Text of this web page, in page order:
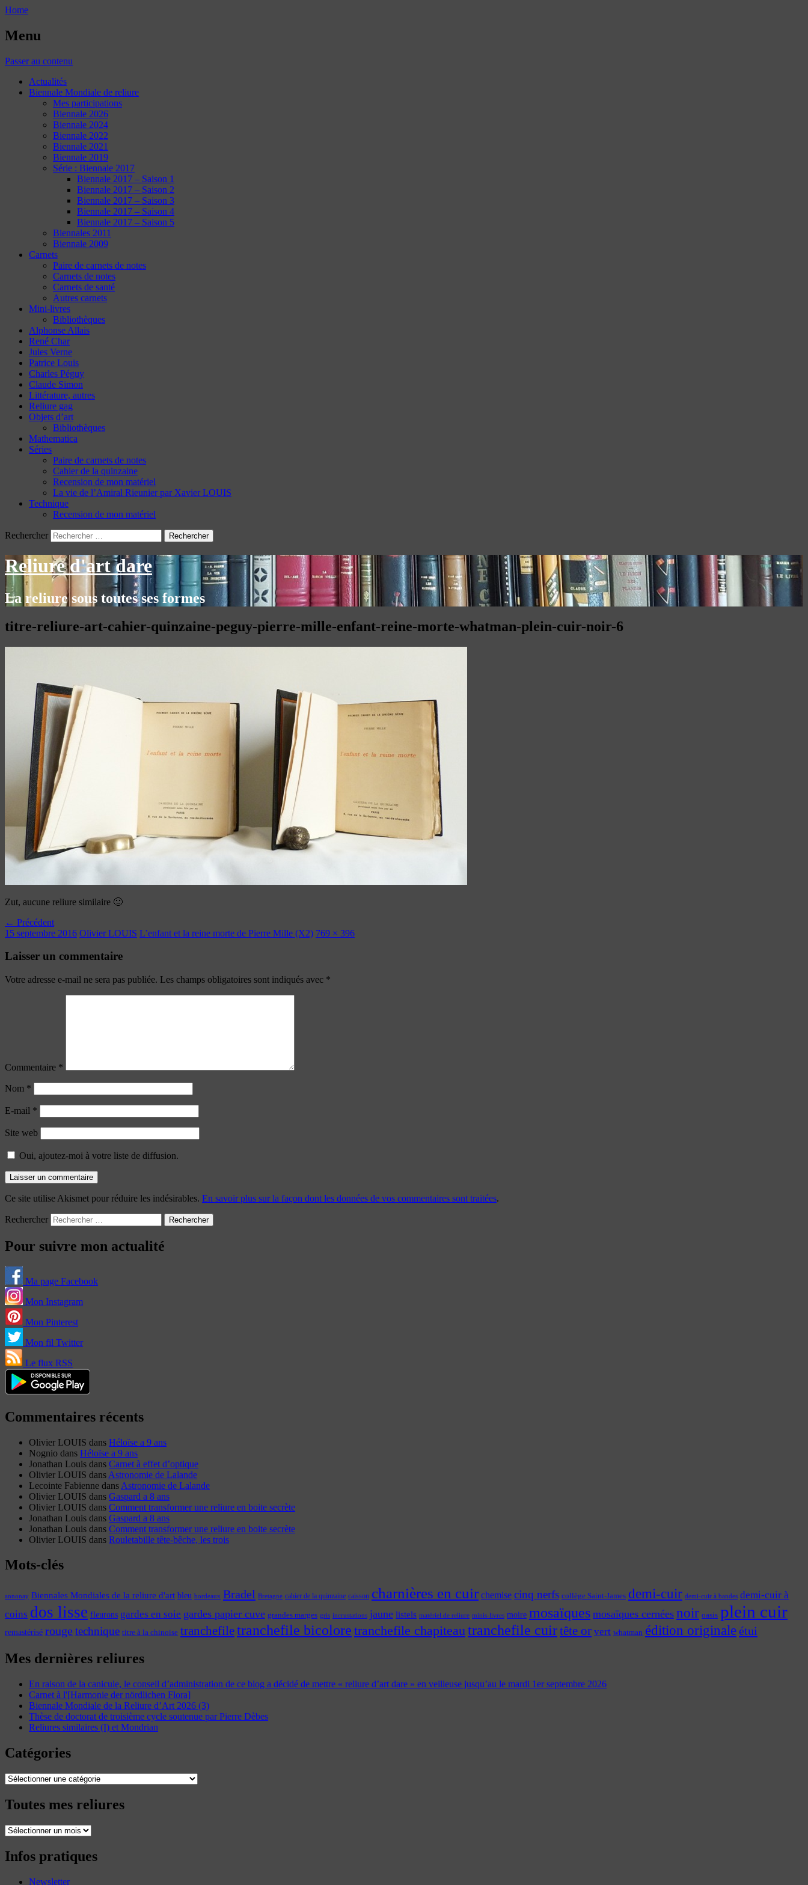
Home
Menu
Passer au contenu
Actualités
Biennale Mondiale de reliure
Mes participations
Biennale 2026
Biennale 2024
Biennale 2022
Biennale 2021
Biennale 2019
Série : Biennale 2017
Biennale 2017 – Saison 1
Biennale 2017 – Saison 2
Biennale 2017 – Saison 3
Biennale 2017 – Saison 4
Biennale 2017 – Saison 5
Biennales 2011
Biennale 2009
Carnets
Paire de carnets de notes
Carnets de notes
Carnets de santé
Autres carnets
Mini-livres
Bibliothèques
Alphonse Allais
René Char
Jules Verne
Patrice Louis
Charles Péguy
Claude Simon
Littérature, autres
Reliure gag
Objets d’art
Bibliothèques
Mathematica
Séries
Paire de carnets de notes
Cahier de la quinzaine
Recension de mon matériel
La vie de l’Amiral Rieunier par Xavier LOUIS
Technique
Recension de mon matériel
Rechercher
Reliure d'art dare
La reliure sous toutes ses formes
titre-reliure-art-cahier-quinzaine-peguy-pierre-mille-enfant-reine-morte-whatman-plein-cuir-noir-6
Zut, aucune reliure similaire 🙁
← Précédent
15 septembre 2016 Olivier LOUIS L’enfant et la reine morte de Pierre Mille (X2) 769 × 396
Laisser un commentaire
Votre adresse e-mail ne sera pas publiée. Les champs obligatoires sont indiqués avec *
Commentaire *
Nom *
E-mail *
Site web
Oui, ajoutez-moi à votre liste de diffusion.
Ce site utilise Akismet pour réduire les indésirables. En savoir plus sur la façon dont les données de vos commentaires sont traitées.
Rechercher
Pour suivre mon actualité
Ma page Facebook
Mon Instagram
Mon Pinterest
Mon fil Twitter
Le flux RSS
Commentaires récents
Olivier LOUIS dans Héloïse a 9 ans
Nognio dans Héloïse a 9 ans
Jonathan Louis dans Carnet à effet d’optique
Olivier LOUIS dans Astronomie de Lalande
Lecointe Fabienne dans Astronomie de Lalande
Olivier LOUIS dans Gaspard a 8 ans
Olivier LOUIS dans Comment transformer une reliure en boite secrète
Jonathan Louis dans Gaspard a 8 ans
Jonathan Louis dans Comment transformer une reliure en boite secrète
Olivier LOUIS dans Rouletabille tête-bêche, les trois
Mots-clés
annonay Biennales Mondiales de la reliure d'art bleu bordeaux Bradel Bretagne cahier de la quinzaine caisson charnières en cuir chemise cinq nerfs collège Saint-James demi-cuir demi-cuir à bandes demi-cuir à
coins dos lisse fleurons gardes en soie gardes papier cuve grandes marges gris incrustations jaune listels matériel de reliure minis-livres moire mosaïques mosaïques cernées noir oasis plein cuir
remastérisé rougetechnique titre à la chinoise tranchefiletranchefile bicolore tranchefile chapiteautranchefile cuirtête or vert whatman édition originaleétui
Mes dernières reliures
En raison de la canicule, le conseil d’administration de ce blog a décidé de mettre « reliure d’art dare » en veilleuse jusqu’au le mardi 1er septembre 2026
Carnet à l'[Harmonie der nördlichen Flora]
Biennale Mondiale de la Reliure d’Art 2026 (3)
Thèse de doctorat de troisième cycle soutenue par Pierre Dèbes
Reliures similaires (I) et Mondrian
Catégories
Catégories
Toutes mes reliures
Toutes
reliures
Infos pratiques
Newsletter